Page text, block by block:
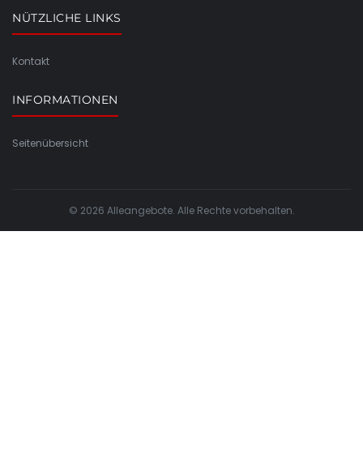
NÜTZLICHE LINKS
Kontakt
INFORMATIONEN
Seitenübersicht
© 2026 Alleangebote. Alle Rechte vorbehalten.